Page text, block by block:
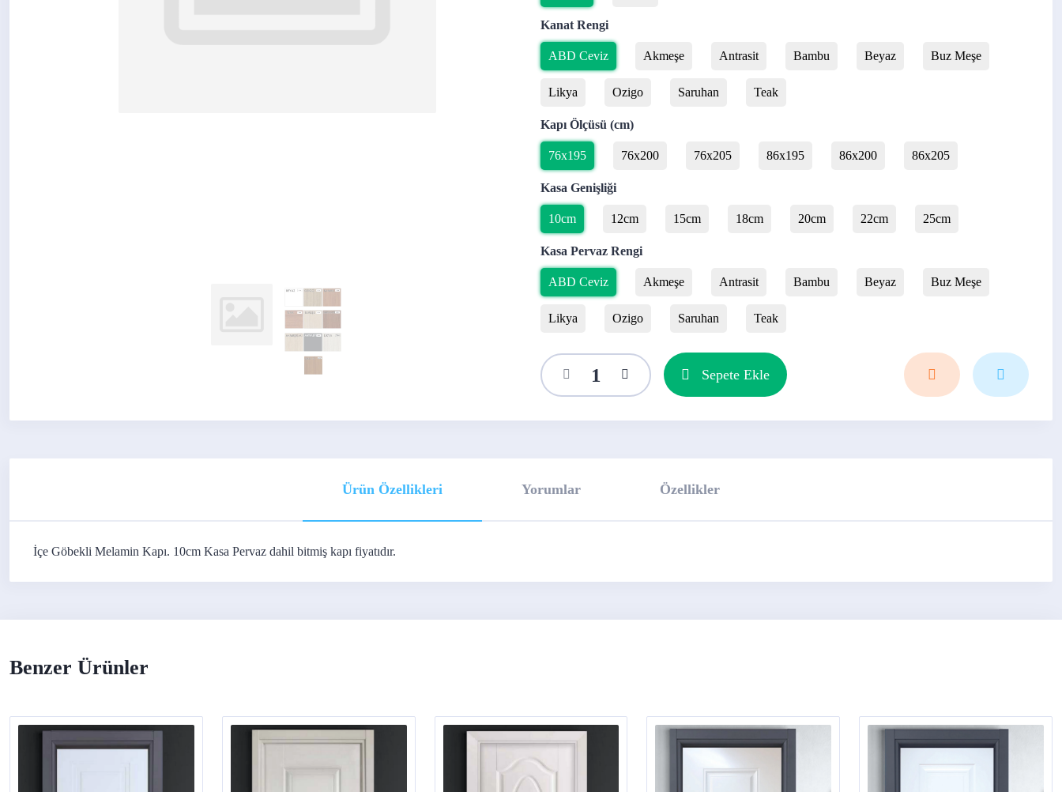
Kanat Rengi
ABD Ceviz Akmeşe Antrasit Bambu Beyaz Buz Meşe
Likya Ozigo Saruhan Teak
Kapı Ölçüsü (cm)
76x195 76x200 76x205 86x195 86x200 86x205
Kasa Genişliği
10cm 12cm 15cm 18cm 20cm 22cm 25cm
Kasa Pervaz Rengi
ABD Ceviz Akmeşe Antrasit Bambu Beyaz Buz Meşe
Likya Ozigo Saruhan Teak
Sepete Ekle
Ürün Özellikleri Yorumlar Özellikler
İçe Göbekli Melamin Kapı. 10cm Kasa Pervaz dahil bitmiş kapı fiyatıdır.
Benzer Ürünler